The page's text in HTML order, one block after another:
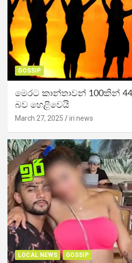
GOSSIP
මෙරට කාන්තාවන් 100කින්
බව හෙළිවෙයි
March 27, 2025 iri news
LOCAL NEWS GOSSIP